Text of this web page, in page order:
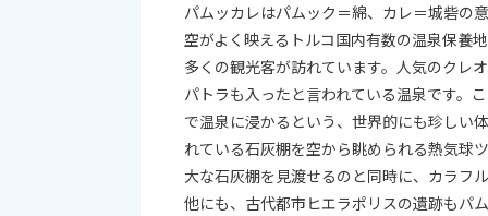
パムッカレはパムック＝綿、カレ＝城砦の
空がよく映えるトルコ国内有数の温泉保養
多くの観光客が訪れています。人気のクレ
パトラも入ったと言われている温泉です。
で温泉に浸かるという、世界的にも珍しい
れている石灰棚を空から眺められる熱気球
大な石灰棚を見渡せるのと同時に、カラフ
他にも、古代都市ヒエラポリスの遺跡もパ